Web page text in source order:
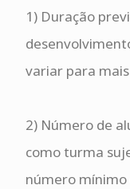
1) Duração
variar para
2) Número de
como turma
número mínimo